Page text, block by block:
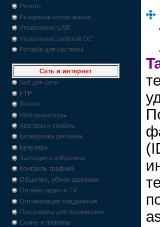
Реестр
Резервное копирование
Управление USB
Управление работой ОС
Portable для системы
Сеть и интернет
Soft для сети
FTP
Torrent
Web-редакторы
Аватары и смайлы
Блокировка рекламы
Браузеры
Закладки и избранное
Контроль трафика
Общение, обмен данными
Онлайн радио и TV
Оптимизация соединения
Программы для скачивания
Скины и плагины